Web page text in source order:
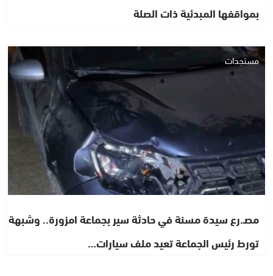
بمواقفها المبدئية ذات الصلة
مستجدات
مصـ.رع سيدة مسنة في حادثة سير بجماعة امزورة.. وشبهة
تورط رئيس الجماعة تعيد ملف سيارات…